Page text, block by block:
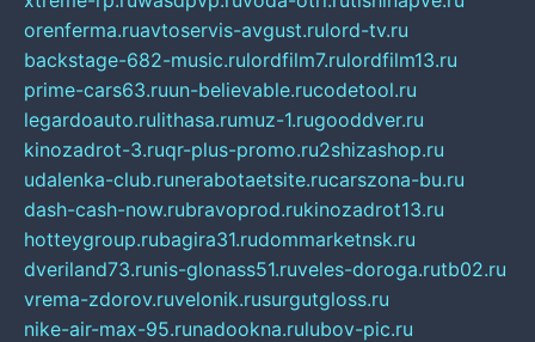
orenferma.ruavtoservis-avgust.rulord-tv.ru
backstage-682-music.rulordfilm7.rulordfilm13.ru
prime-cars63.ruun-believable.rucodetool.ru
legardoauto.rulithasa.rumuz-1.rugooddver.ru
kinozadrot-3.ruqr-plus-promo.ru2shizashop.ru
udalenka-club.runerabotaetsite.rucarszona-bu.ru
dash-cash-now.rubravoprod.rukinozadrot13.ru
hotteygroup.rubagira31.rudommarketnsk.ru
dveriland73.runis-glonass51.ruveles-doroga.rutb02.ru
vrema-zdorov.ruvelonik.rusurgutgloss.ru
nike-air-max-95.runadookna.rulubov-pic.ru